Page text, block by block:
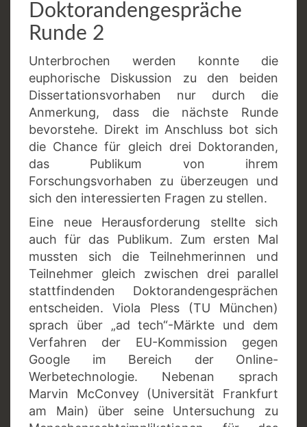
Doktorandengespräche
Runde 2
Unterbrochen werden konnte die
euphorische Diskussion zu den beiden
Dissertationsvorhaben nur durch die
Anmerkung, dass die nächste Runde
bevorstehe. Direkt im Anschluss bot sich
die Chance für gleich drei Doktoranden,
das Publikum von ihrem
Forschungsvorhaben zu überzeugen und
sich den interessierten Fragen zu stellen.
Eine neue Herausforderung stellte sich
auch für das Publikum. Zum ersten Mal
mussten sich die Teilnehmerinnen und
Teilnehmer gleich zwischen drei parallel
stattfindenden Doktorandengesprächen
entscheiden. Viola Pless (TU München)
sprach über „ad tech“-Märkte und dem
Verfahren der EU-Kommission gegen
Google im Bereich der Online-
Werbetechnologie. Nebenan sprach
Marvin McConvey (Universität Frankfurt
am Main) über seine Untersuchung zu